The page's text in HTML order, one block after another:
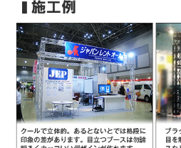
お買い物を続ける